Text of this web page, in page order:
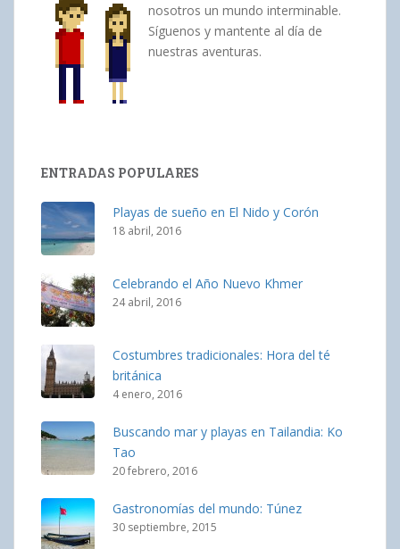
nosotros un mundo interminable.
Síguenos y mantente al día de
nuestras aventuras.
ENTRADAS POPULARES
Playas de sueño en El Nido y Corón
18 abril, 2016
Celebrando el Año Nuevo Khmer
24 abril, 2016
Costumbres tradicionales: Hora del té
británica
4 enero, 2016
Buscando mar y playas en Tailandia: Ko
Tao
20 febrero, 2016
Gastronomías del mundo: Túnez
30 septiembre, 2015